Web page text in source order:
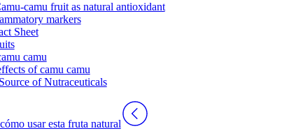
camu fruit as natural antioxidant
markers
Sheet
camu
of camu camu
of Nutraceuticals
usar esta fruta natural